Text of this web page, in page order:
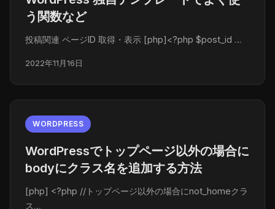
う関数など
投稿関連 ページID 取得・表示 [php]<?php $post_id …
2022年11月16日
WORDPRESS
WordPressでトップページ以外の場合に
bodyにクラス名を追加する方法
[php] <?php //トップページ以外の場合にnot_homeクラ
ス…